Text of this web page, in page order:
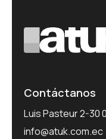
Contáctanos
Luis Pasteur 2-30
info@atuk.com.ec